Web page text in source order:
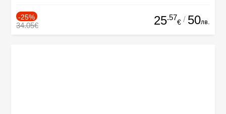
-25%
34.05€ 25.57
€ / 50лв.